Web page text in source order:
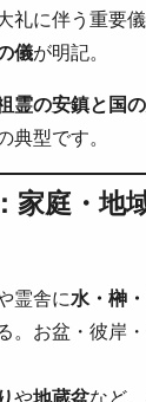
礼に伴う重要
儀が明記。
霊の安鎮と国
典型です。
家庭・地
霊舎に水・榊
。お盆・彼岸